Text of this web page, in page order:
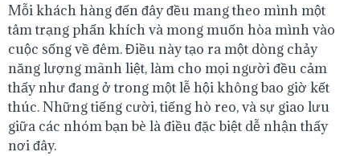
Mỗi khách hàng đến đây đều mang theo mình một
tâm trạng phấn khích và mong muốn hòa mình vào
cuộc sống về đêm. Điều này tạo ra một dòng chảy
năng lượng mãnh liệt, làm cho mọi người đều cảm
thấy như đang ở trong một lễ hội không bao giờ kết
thúc. Những tiếng cười, tiếng hò reo, và sự giao lưu
giữa các nhóm bạn bè là điều đặc biệt dễ nhận thấy
nơi đây.